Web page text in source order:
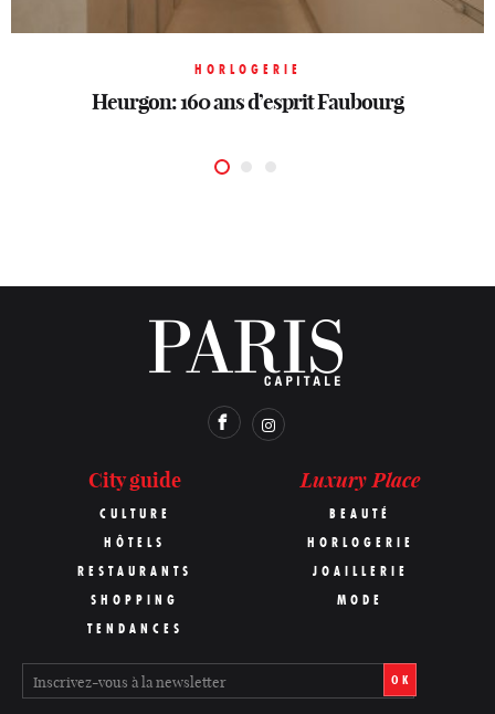
HORLOGERIE
Heurgon: 160 ans d’esprit Faubourg
HORLOGERIE
Un printemps horloger
HORLOGERIE
Merveilles mécaniques
City guide
CULTURE
HÔTELS
RESTAURANTS
SHOPPING
TENDANCES
Luxury Place
BEAUTÉ
HORLOGERIE
JOAILLERIE
MODE
OK